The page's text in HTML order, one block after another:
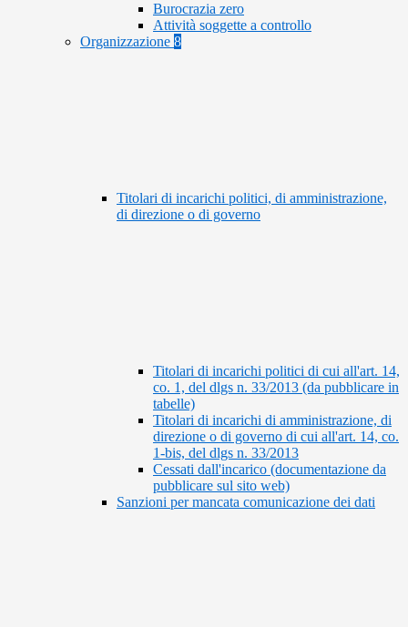
Burocrazia zero
Attività soggette a controllo
Organizzazione 8
Titolari di incarichi politici, di amministrazione,
di direzione o di governo
Titolari di incarichi politici di cui all'art. 14,
co. 1, del dlgs n. 33/2013 (da pubblicare in
tabelle)
Titolari di incarichi di amministrazione, di
direzione o di governo di cui all'art. 14, co.
1-bis, del dlgs n. 33/2013
Cessati dall'incarico (documentazione da
pubblicare sul sito web)
Sanzioni per mancata comunicazione dei dati